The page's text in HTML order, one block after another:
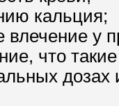
кальция;
у
что
дозах